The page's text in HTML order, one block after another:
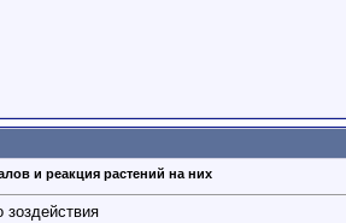
и реакция растений на них
зоздействия